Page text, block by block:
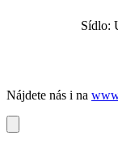
Sídlo:
Nájdete nás i na